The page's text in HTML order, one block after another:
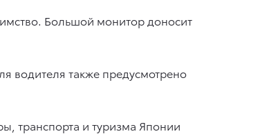
Большой монитор доносит
водителя также предусмотрено
транспорта и туризма Японии